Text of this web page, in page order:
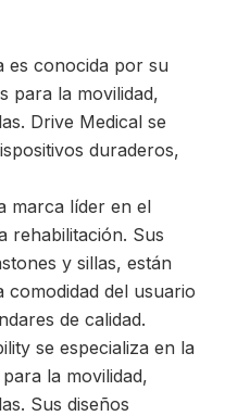
es conocida por su
para la movilidad,
Drive Medical se
duraderos,
marca líder en el
rehabilitación. Sus
y sillas, están
comodidad del usuario
de calidad.
se especializa en la
la movilidad,
Sus diseños